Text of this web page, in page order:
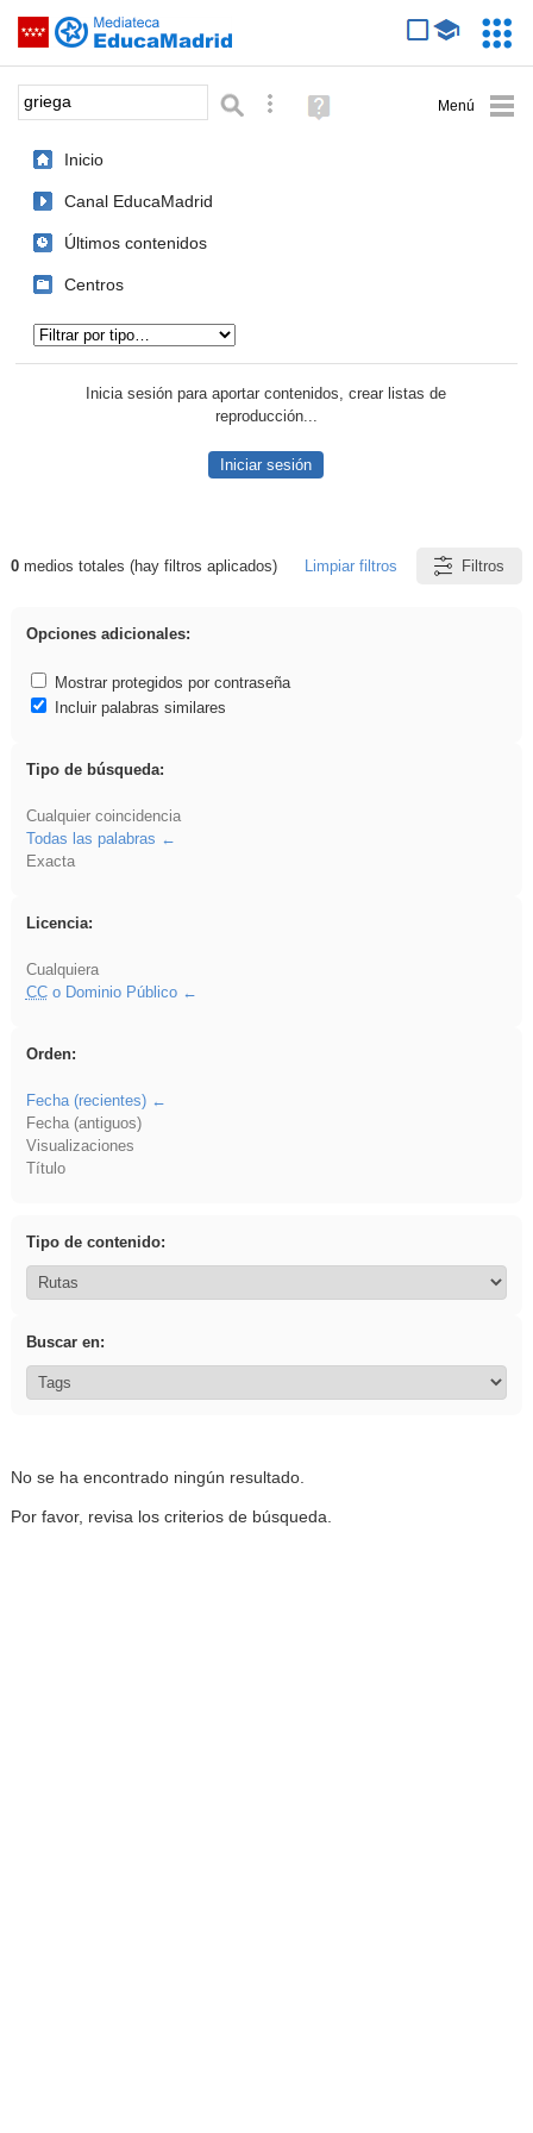
Saltar navegación
Palabra o frase: Búsqueda avanzada
Ayuda
(en
Inicio
Canal EducaMadrid
Últimos contenidos
Centros
Inicia sesión para aportar contenidos, crear listas de
reproducción...
Iniciar sesión
Resultados de: griega
0medios totales (hay filtros aplicados) Limpiar filtros Filtros
Opciones adicionales:
Mostrar protegidos por contraseña
Incluir palabras similares
Tipo de búsqueda:
Cualquier coincidencia
Todas las palabras
Exacta
Licencia:
Cualquiera
CCo Dominio Público
Orden:
Fecha (recientes)
Fecha (antiguos)
Visualizaciones
Título
Tipo de contenido:
Buscar en:
No se ha encontrado ningún resultado.
Por favor, revisa los criterios de búsqueda.